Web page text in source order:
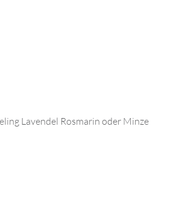
Lavendel Rosmarin oder Minze